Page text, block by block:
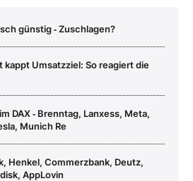
günstig ‑ Zuschlagen?
kappt Umsatzziel: So reagiert die
DAX ‑ Brenntag, Lanxess, Meta,
Munich Re
Henkel, Commerzbank, Deutz,
AppLovin